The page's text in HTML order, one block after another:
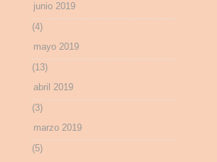
junio 2019
(4)
mayo 2019
(13)
abril 2019
(3)
marzo 2019
(5)